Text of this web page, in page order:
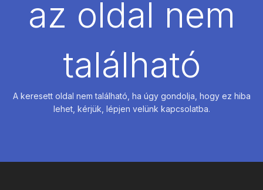
az oldal nem
található
A keresett oldal nem található, ha úgy gondolja, hogy ez hiba
lehet, kérjük, lépjen velünk kapcsolatba.